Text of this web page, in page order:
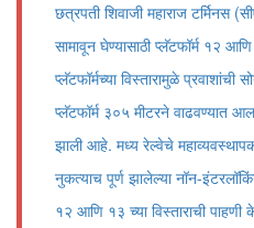
छत्रपती शिवाजी महाराज टर्मिनस
सामावून घेण्यासाठी प्लॅटफॉर्म १२
प्लॅटफॉर्मच्या विस्तारामुळे प्रवाशांची
प्लॅटफॉर्म ३०५ मीटरने वाढवण्यात
झाली आहे. मध्य रेल्वेचे महाव्यवस्थापक
नुकत्याच पूर्ण झालेल्या नॉन-
१२ आणि १३ च्या विस्ताराची पाहणी